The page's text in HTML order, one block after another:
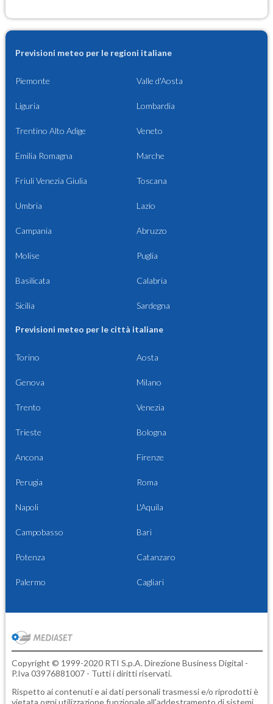
Previsioni meteo per le regioni italiane
Piemonte Valle d'Aosta
Liguria Lombardia
Trentino Alto Adige Veneto
Emilia Romagna Marche
Friuli Venezia Giulia Toscana
Umbria Lazio
Campania Abruzzo
Molise Puglia
Basilicata Calabria
Sicilia Sardegna
Previsioni meteo per le città italiane
Torino Aosta
Genova Milano
Trento Venezia
Trieste Bologna
Ancona Firenze
Perugia Roma
Napoli L'Aquila
Campobasso Bari
Potenza Catanzaro
Palermo Cagliari
Copyright © 1999-2020 RTI S.p.A. Direzione Business Digital -
P.Iva 03976881007 - Tutti i diritti riservati.
Rispetto ai contenuti e ai dati personali trasmessi e/o riprodotti è
vietata ogni utilizzazione funzionale all'addestramento di sistemi